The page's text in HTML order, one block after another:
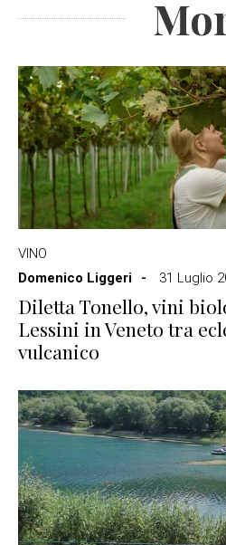
VINO
Domenico Liggeri
31 Luglio
Diletta Tonello, vini
Lessini in Veneto tra
vulcanico